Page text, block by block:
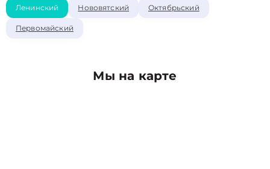
Ленинский Нововятский Октябрьский
Первомайский
Мы на карте